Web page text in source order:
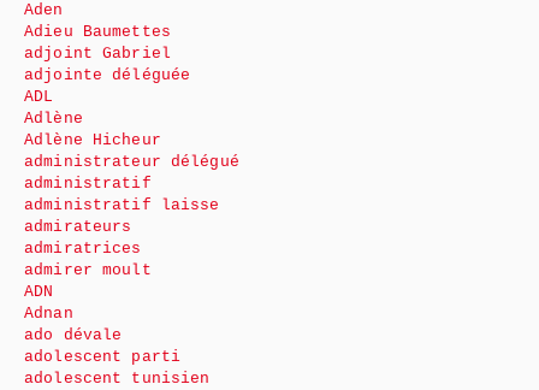
Aden
Adieu Baumettes
adjoint Gabriel
adjointe déléguée
ADL
Adlène
Adlène Hicheur
administrateur délégué
administratif
administratif laisse
admirateurs
admiratrices
admirer moult
ADN
Adnan
ado dévale
adolescent parti
adolescent tunisien